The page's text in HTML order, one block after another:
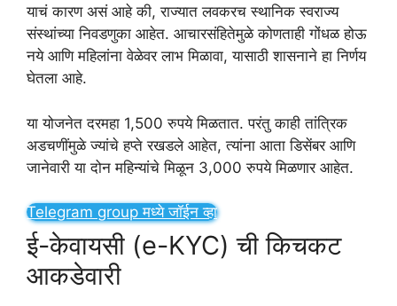
याचं कारण असं आहे की, राज्यात लवकरच स्थानिक स्वराज्य
संस्थांच्या निवडणुका आहेत. आचारसंहितेमुळे कोणताही गोंधळ होऊ
नये आणि महिलांना वेळेवर लाभ मिळावा, यासाठी शासनाने हा निर्णय
घेतला आहे.
या योजनेत दरमहा 1,500 रुपये मिळतात. परंतु काही तांत्रिक
अडचणींमुळे ज्यांचे हप्ते रखडले आहेत, त्यांना आता डिसेंबर आणि
जानेवारी या दोन महिन्यांचे मिळून 3,000 रुपये मिळणार आहेत.
Telegram group मध्ये जॉईन व्हा
ई-केवायसी (e-KYC) ची किचकट
आकडेवारी